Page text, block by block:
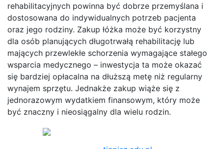
rehabilitacyjnych powinna być dobrze przemyślana i
dostosowana do indywidualnych potrzeb pacjenta
oraz jego rodziny. Zakup łóżka może być korzystny
dla osób planujących długotrwałą rehabilitację lub
mających przewlekłe schorzenia wymagające stałego
wsparcia medycznego – inwestycja ta może okazać
się bardziej opłacalna na dłuższą metę niż regularny
wynajem sprzętu. Jednakże zakup wiąże się z
jednorazowym wydatkiem finansowym, który może
być znaczny i nieosiągalny dla wielu rodzin.